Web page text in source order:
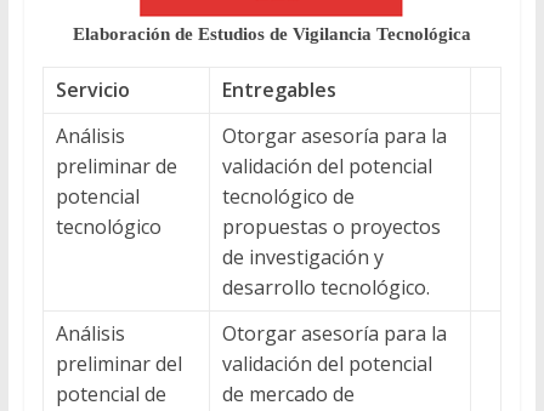
Elaboración de Estudios de Vigilancia Tecnológica
Servicio
Entregables
Análisis
preliminar de
potencial
tecnológico
Otorgar asesoría para la
validación del potencial
tecnológico de
propuestas o proyectos
de investigación y
desarrollo tecnológico.
Análisis
preliminar del
potencial de
Otorgar asesoría para la
validación del potencial
de mercado de